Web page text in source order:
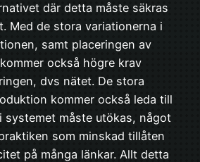
där detta måste säkras
Med de stora variationerna i
samt placeringen av
också högre krav
dvs nätet. De stora
kommer också leda till
systemet måste utökas, något
som minskad tillåten
på många länkar. Allt detta